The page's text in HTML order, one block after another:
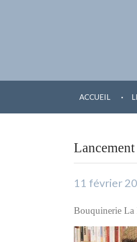
AU
ACCUEIL .
11 février
Bouquinerie La